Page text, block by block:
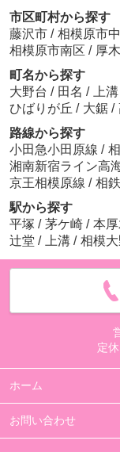
市区町村から探す
藤沢市 / 相模原市
相模原市南区 / 厚
町名から探す
大野台 / 田名 / 上溝
ひばりが丘 / 大鋸 /
路線から探す
小田急小田原線 /
湘南新宿ライン高
京王相模原線 / 相
駅から探す
平塚 / 茅ケ崎 / 本
辻堂 / 上溝 / 相模
定休
ホーム
お問い合わせ